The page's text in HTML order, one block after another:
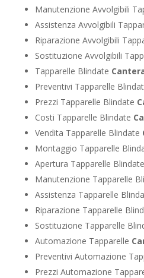
Manutenzione Avvolgibili
Assistenza Avvolgibili
Riparazione Avvolgibili
Sostituzione Avvolgibili
Tapparelle Blindate
Preventivi Tapparelle
Prezzi Tapparelle Blindate
Costi Tapparelle Blindate
Vendita Tapparelle Blindate
Montaggio Tapparelle
Apertura Tapparelle Blindate
Manutenzione Tapparelle
Assistenza Tapparelle
Riparazione Tapparelle
Sostituzione Tapparelle
Automazione Tapparelle
Preventivi Automazione
Prezzi Automazione